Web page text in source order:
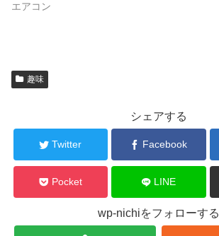
エアコン
趣味
シェアする
Twitter Facebook
Pocket LINE
wp-nichiをフォローする